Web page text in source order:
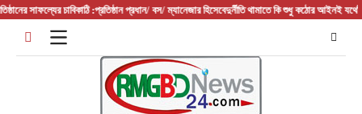
Skip
সাফল্যের চাবিকাঠি :প্রতিষ্ঠান প্রধান/ বস/ ম্যানেজার হিসেবেদুর্নীতি থামাতে কি শুধু কঠোর আইনই যথেষ্ট?